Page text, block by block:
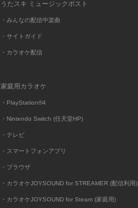
うたスキ ミュージックポスト
・みんなの配信中楽曲
・サイトガイド
・カラオケ配信
家庭用カラオケ
・PlayStation®4
・Nintendo Switch (任天堂HP)
・テレビ
・スマートフォンアプリ
・ブラウザ
・カラオケJOYSOUND for STREAMER (配信利用)
・カラオケJOYSOUND for Steam (家庭用)